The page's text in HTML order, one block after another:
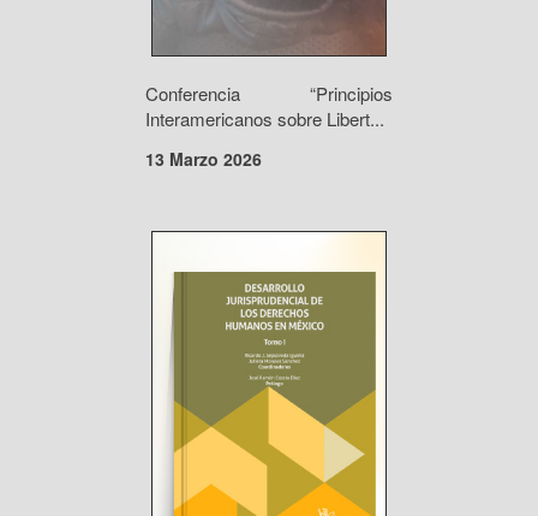
Conferencia “Principios
Interamericanos sobre Libert...
13 Marzo 2026